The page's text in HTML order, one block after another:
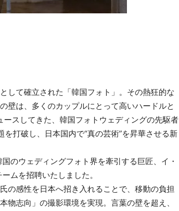
して確立された「韓国フォト」。その熱狂的な
壁は、多くのカップルにとって高いハードルと
スしてきた、韓国フォトウェディングの先駆者
打破し、日本国内で“真の芸術”を昇華させる新
のウェディングフォト界を牽引する巨匠、イ・
ムを招聘いたしました。
の感性を日本へ招き入れることで、移動の負担
志向」の撮影環境を実現。言葉の壁を超え、